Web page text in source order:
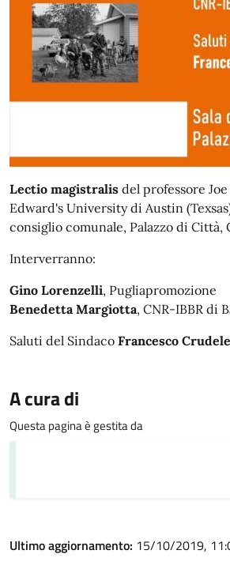
Lectio magistralis del professore
Edward's University di Austin
consiglio comunale, Palazzo di Città,
Interverranno:
Gino Lorenzelli, Pugliapromozione
Benedetta Margiotta, CNR-IBBR di
Saluti del Sindaco Francesco Crudele
A cura di
Questa pagina è gestita da
Ultimo aggiornamento: 15/10/2019,